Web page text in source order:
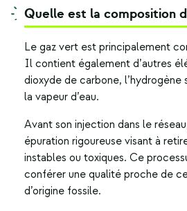
Quelle est la composition
Le gaz vert est principalement
Il contient également d’autres
dioxyde de carbone,
la vapeur d’eau.
Avant son injection dans le
épuration rigoureuse visant à
instables ou toxiques. Ce
conférer une qualité proche de
d’origine fossile.